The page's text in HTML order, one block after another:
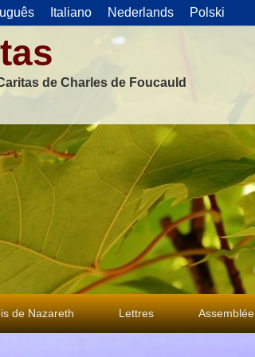
Italiano Nederlands Polski
de Charles de Foucauld
de Nazareth Lettres Assemblée